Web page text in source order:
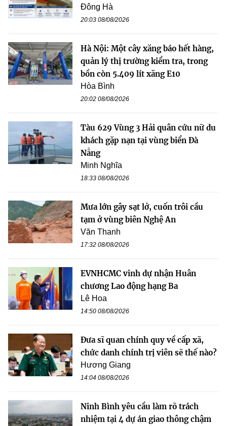
Đông Hà
20:03 08/08/2026
Hà Nội: Một cây xăng báo hết hàng,
quản lý thị trường kiểm tra, trong
bồn còn 5.409 lít xăng E10
Hòa Bình
20:02 08/08/2026
Tàu 629 Vùng 3 Hải quân cứu nữ du
khách gặp nạn tại vùng biển Đà
Nẵng
Minh Nghĩa
18:33 08/08/2026
Mưa lớn gây sạt lở, cuốn trôi cầu
tạm ở vùng biên Nghệ An
Văn Thanh
17:32 08/08/2026
EVNHCMC vinh dự nhận Huân
chương Lao động hạng Ba
Lê Hoa
14:50 08/08/2026
Đưa sĩ quan chính quy về cấp xã,
chức danh chính trị viên sẽ thế nào?
Hương Giang
14:04 08/08/2026
Ninh Bình yêu cầu làm rõ trách
nhiệm tại 4 dự án giao thông chậm